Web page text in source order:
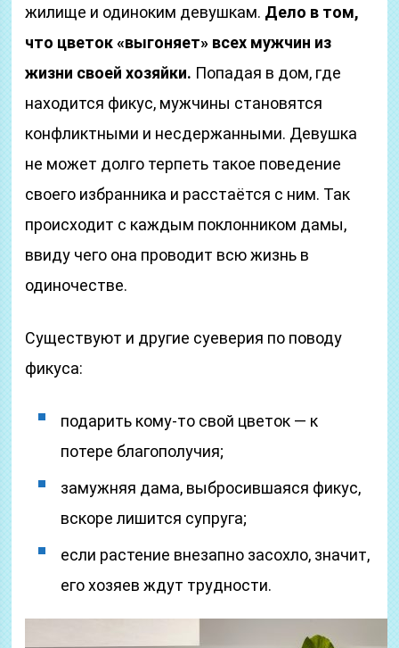
жилище и одиноким девушкам. Дело в том,
что цветок «выгоняет» всех мужчин из
жизни своей хозяйки. Попадая в дом, где
находится фикус, мужчины становятся
конфликтными и несдержанными. Девушка
не может долго терпеть такое поведение
своего избранника и расстаётся с ним. Так
происходит с каждым поклонником дамы,
ввиду чего она проводит всю жизнь в
одиночестве.
Существуют и другие суеверия по поводу
фикуса:
подарить кому-то свой цветок — к
потере благополучия;
замужняя дама, выбросившаяся фикус,
вскоре лишится супруга;
если растение внезапно засохло, значит,
его хозяев ждут трудности.